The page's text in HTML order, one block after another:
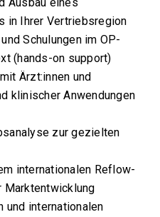
in Ihrer Vertriebsregion
Schulungen im OP-
(hands-on support)
Ärzt:innen und
klinischer Anwendungen
zur gezielten
internationalen Reflow-
Marktentwicklung
und internationalen